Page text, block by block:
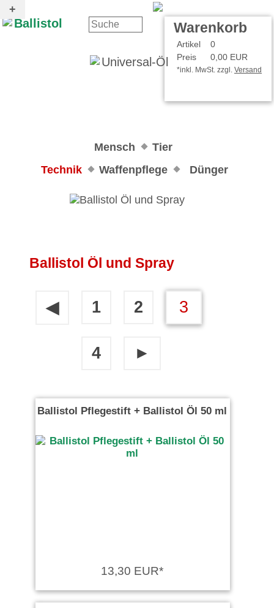
Warenkorb
Artikel
0
Preis
0,00 EUR
*inkl. MwSt. zzgl. Versand
Mensch
Tier
Technik
Waffenpflege Dünger
Ballistol Öl und Spray
◀ 1 2 3
4 ►
Ballistol Pflegestift + Ballistol Öl 50 ml
13,30 EUR*